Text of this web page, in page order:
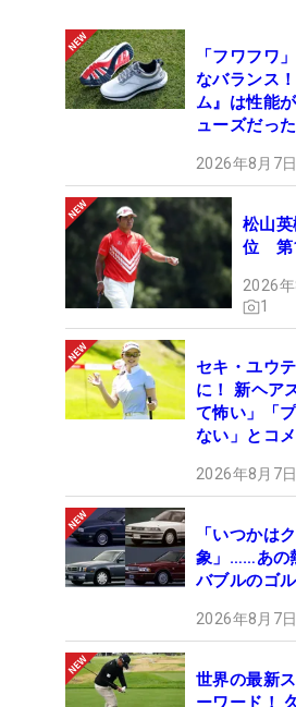
（文・笠井あかり）
※マイナビ ネクストヒロイン
株式会社マイナビ、株式会社
TV）は「将来有望な若手女子
の機会を提供して大きく羽ば
いう思いから2019年に開始。
予定。出場選手はポイントラ
績上位者、主催者推薦、ファン
られる。
「フワフワ
なバランス
ム』は性能
ューズだった
2026年8月7
松山
位 第
2026
1
セキ・ユウ
に！ 新ヘア
て怖い」「
ない」とコ
2026年8月7
「いつかは
象」……あの
バブルのゴ
2026年8月7
世界の最新
ーワード！